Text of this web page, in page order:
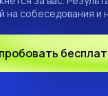
на собеседования и